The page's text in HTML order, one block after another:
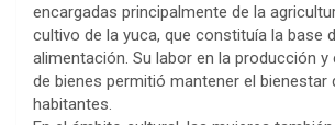
encargadas principalmente de la
cultivo de la yuca, que constituía la base
alimentación. Su labor en la producción
de bienes permitió mantener el bienestar
habitantes.